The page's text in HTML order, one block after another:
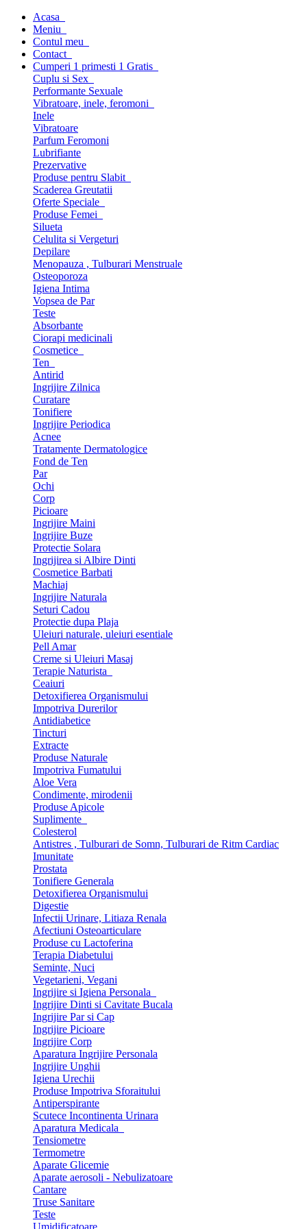
Acasa
Meniu
Contul meu
Contact
Cumperi 1 primesti 1 Gratis
Cuplu si Sex
Performante Sexuale
Vibratoare, inele, feromoni
Inele
Vibratoare
Parfum Feromoni
Lubrifiante
Prezervative
Produse pentru Slabit
Scaderea Greutatii
Oferte Speciale
Produse Femei
Silueta
Celulita si Vergeturi
Depilare
Menopauza , Tulburari Menstruale
Osteoporoza
Igiena Intima
Vopsea de Par
Teste
Absorbante
Ciorapi medicinali
Cosmetice
Ten
Antirid
Ingrijire Zilnica
Curatare
Tonifiere
Ingrijire Periodica
Acnee
Tratamente Dermatologice
Fond de Ten
Par
Ochi
Corp
Picioare
Ingrijire Maini
Ingrijire Buze
Protectie Solara
Ingrijirea si Albire Dinti
Cosmetice Barbati
Machiaj
Ingrijire Naturala
Seturi Cadou
Protectie dupa Plaja
Uleiuri naturale, uleiuri esentiale
Pell Amar
Creme si Uleiuri Masaj
Terapie Naturista
Ceaiuri
Detoxifierea Organismului
Impotriva Durerilor
Antidiabetice
Tincturi
Extracte
Produse Naturale
Impotriva Fumatului
Aloe Vera
Condimente, mirodenii
Produse Apicole
Suplimente
Colesterol
Antistres , Tulburari de Somn, Tulburari de Ritm Cardiac
Imunitate
Prostata
Tonifiere Generala
Detoxifierea Organismului
Digestie
Infectii Urinare, Litiaza Renala
Afectiuni Osteoarticulare
Produse cu Lactoferina
Terapia Diabetului
Seminte, Nuci
Vegetarieni, Vegani
Ingrijire si Igiena Personala
Ingrijire Dinti si Cavitate Bucala
Ingrijire Par si Cap
Ingrijire Picioare
Ingrijire Corp
Aparatura Ingrijire Personala
Ingrijire Unghii
Igiena Urechii
Produse Impotriva Sforaitului
Antiperspirante
Scutece Incontinenta Urinara
Aparatura Medicala
Tensiometre
Termometre
Aparate Glicemie
Aparate aerosoli - Nebulizatoare
Cantare
Truse Sanitare
Teste
Umidificatoare